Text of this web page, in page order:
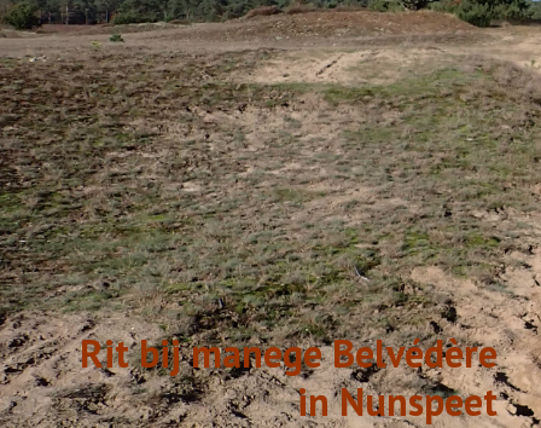
GESCHIEDENIS
LINKS
Rit bij manege Belvédère
in Nunspeet